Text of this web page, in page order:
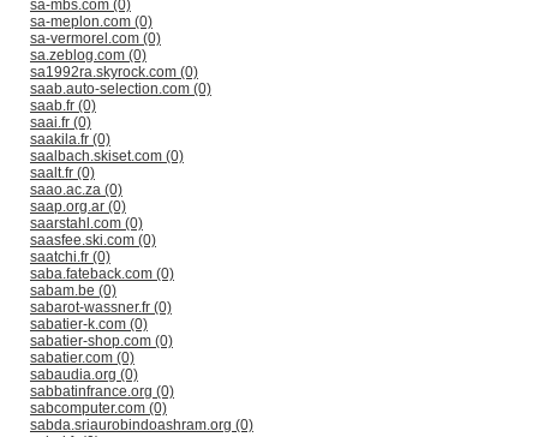
sa-mbs.com (0)
sa-meplon.com (0)
sa-vermorel.com (0)
sa.zeblog.com (0)
sa1992ra.skyrock.com (0)
saab.auto-selection.com (0)
saab.fr (0)
saai.fr (0)
saakila.fr (0)
saalbach.skiset.com (0)
saalt.fr (0)
saao.ac.za (0)
saap.org.ar (0)
saarstahl.com (0)
saasfee.ski.com (0)
saatchi.fr (0)
saba.fateback.com (0)
sabam.be (0)
sabarot-wassner.fr (0)
sabatier-k.com (0)
sabatier-shop.com (0)
sabatier.com (0)
sabaudia.org (0)
sabbatinfrance.org (0)
sabcomputer.com (0)
sabda.sriaurobindoashram.org (0)